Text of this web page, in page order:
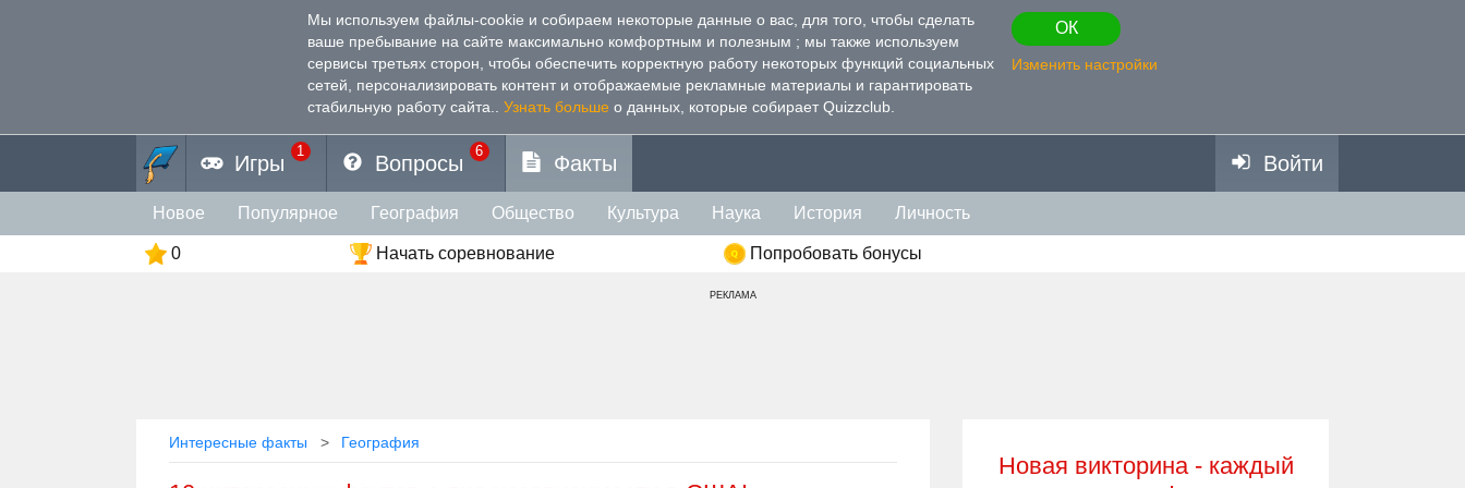
Мы используем файлы-cookie и собираем некоторые данные о вас, для того, чтобы сделать
ваше пребывание на сайте максимально комфортным и полезным ; мы также используем
сервисы третьях сторон, чтобы обеспечить корректную работу некоторых функций социальных
сетей, персонализировать контент и отображаемые рекламные материалы и гарантировать
стабильную работу сайта.
Узнать больше о данных, которые собирает Quizzclub.
ОК
Изменить настройки
Игры
1
Вопросы
6
Факты Войти
Новое Популярное География Общество Культура Наука История Личность
0 Начать соревнование Попробовать бонусы
РЕКЛАМА
Интересные факты География
Новая викторина - каждый